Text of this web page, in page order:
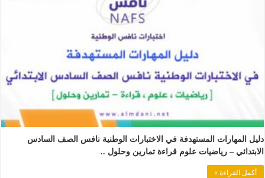
دليل المهارات المستهدفة في الاختبارات الوطنية نافس الصف السادس
الابتدائي – رياضيات علوم قراءة تمارين وحلول ..
أكمل القراءة »